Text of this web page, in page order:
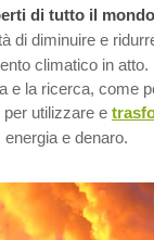
di tutto il mondo
di diminuire e
climatico in
e la ricerca, come
utilizzare e
energia e denaro.